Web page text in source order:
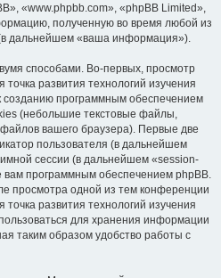
«www.phpbb.com», «phpBB Limited»,
полученную во время любой из
дальнейшем «ваша информация»).
способами. Во-первых, просмотр
развития технологий изучения
созданию программным обеспечением
(небольшие текстовые файлы,
вашего браузера). Первые две
пользователя (в дальнейшем
сессии (в дальнейшем «session-
вам программным обеспечением phpBB.
просмотра одной из тем конференции
развития технологий изучения
для хранения информации
таким образом удобство работы с